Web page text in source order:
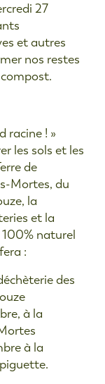
27
et autres
nos restes
racine ! »
les sols et les
de
Mortes, du
la
et la
naturel
:
des
à la
à la